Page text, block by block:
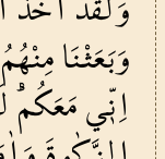
وَبَعَثْنَامِنْهُمُ
اِنّ۪يمَعَكُمْۜ